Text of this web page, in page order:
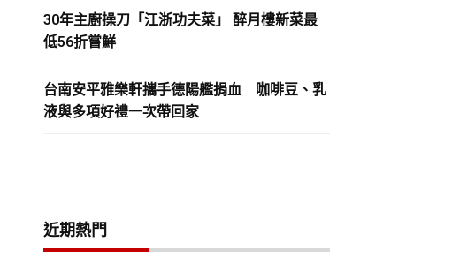
30年主廚操刀「江浙功夫菜」 醉月樓新菜最
低56折嘗鮮
台南安平雅樂軒攜手德陽艦捐血 咖啡豆、乳
液與多項好禮一次帶回家
近期熱門